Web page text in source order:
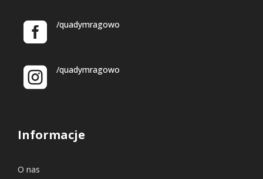
/quadymragowo
/quadymragowo
Informacje
O nas